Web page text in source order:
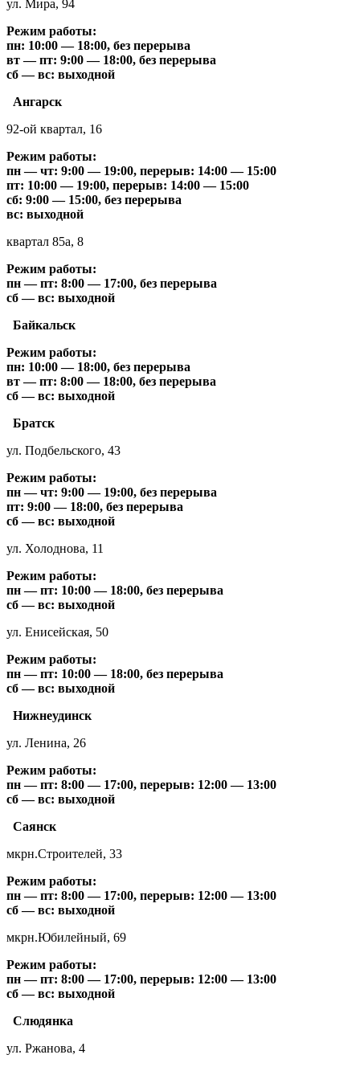
ул. Мира, 94
Режим работы:
пн: 10:00 — 18:00, без перерыва
вт — пт: 9:00 — 18:00, без перерыва
сб — вс: выходной
Ангарск
92-ой квартал, 16
Режим работы:
пн — чт: 9:00 — 19:00, перерыв: 14:00 — 15:00
пт: 10:00 — 19:00, перерыв: 14:00 — 15:00
сб: 9:00 — 15:00, без перерыва
вс: выходной
квартал 85а, 8
Режим работы:
пн — пт: 8:00 — 17:00, без перерыва
сб — вс: выходной
Байкальск
Режим работы:
пн: 10:00 — 18:00, без перерыва
вт — пт: 8:00 — 18:00, без перерыва
сб — вс: выходной
Братск
ул. Подбельского, 43
Режим работы:
пн — чт: 9:00 — 19:00, без перерыва
пт: 9:00 — 18:00, без перерыва
сб — вс: выходной
ул. Холоднова, 11
Режим работы:
пн — пт: 10:00 — 18:00, без перерыва
сб — вс: выходной
ул. Енисейская, 50
Режим работы:
пн — пт: 10:00 — 18:00, без перерыва
сб — вс: выходной
Нижнеудинск
ул. Ленина, 26
Режим работы:
пн — пт: 8:00 — 17:00, перерыв: 12:00 — 13:00
сб — вс: выходной
Саянск
мкрн.Строителей, 33
Режим работы:
пн — пт: 8:00 — 17:00, перерыв: 12:00 — 13:00
сб — вс: выходной
мкрн.Юбилейный, 69
Режим работы:
пн — пт: 8:00 — 17:00, перерыв: 12:00 — 13:00
сб — вс: выходной
Слюдянка
ул. Ржанова, 4